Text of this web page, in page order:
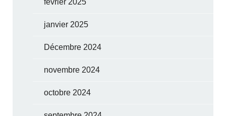
janvier 2025
Décembre 2024
novembre 2024
octobre 2024